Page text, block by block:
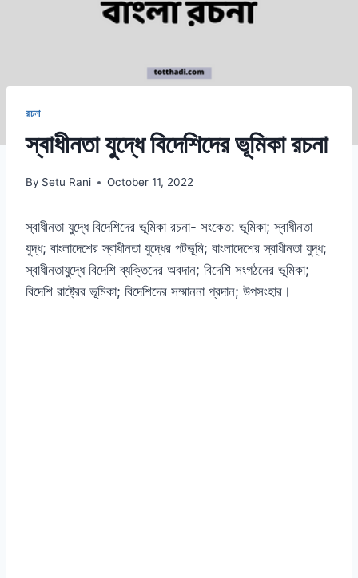
রচনা
স্বাধীনতা যুদ্ধে বিদেশিদের ভূমিকা রচনা
By Setu Rani October 11, 2022
স্বাধীনতা যুদ্ধে বিদেশিদের ভূমিকা রচনা- সংকেত: ভূমিকা; স্বাধীনতা
যুদ্ধ; বাংলাদেশের স্বাধীনতা যুদ্ধের পটভূমি; বাংলাদেশের স্বাধীনতা যুদ্ধ;
স্বাধীনতাযুদ্ধে বিদেশি ব্যক্তিদের অবদান; বিদেশি সংগঠনের ভূমিকা;
বিদেশি রাষ্ট্রের ভূমিকা; বিদেশিদের সম্মাননা প্রদান; উপসংহার।